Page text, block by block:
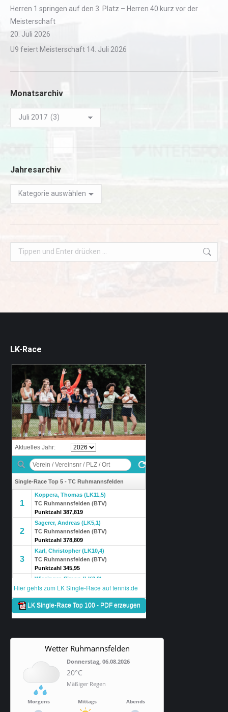
Herren 1 springen auf den 3. Platz – Herren 40 kurz vor der
Meisterschaft
20. Juli 2026
U9 feiert Meisterschaft 14. Juli 2026
Monatsarchiv
Monatsarchiv
Jahresarchiv
Jahresarchiv
Search:
LK-Race
Wetter Ruhmannsfelden
Donnerstag, 06.08.2026
20°C
Mäßiger Regen
Morgens Mittags Abends